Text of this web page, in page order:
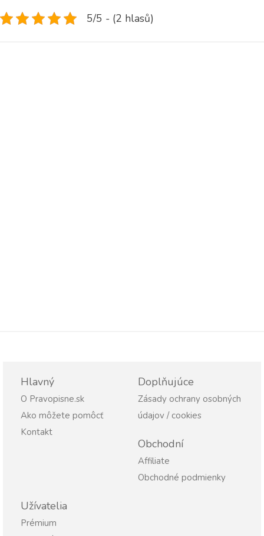
5/5 - (2 hlasů)
Hlavný
O Pravopisne.sk
Ako môžete pomôcť
Kontakt
Doplňujúce
Zásady ochrany osobných
údajov / cookies
Obchodní
Affiliate
Obchodné podmienky
Užívatelia
Prémium